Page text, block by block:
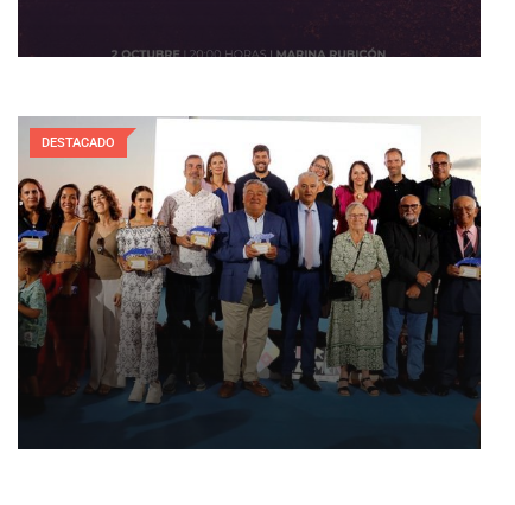
DESTACADO